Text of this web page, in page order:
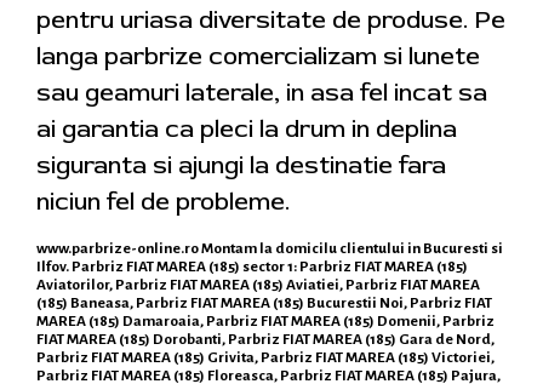
pentru uriasa diversitate de produse. Pe
langa parbrize comercializam si lunete
sau geamuri laterale, in asa fel incat sa
ai garantia ca pleci la drum in deplina
siguranta si ajungi la destinatie fara
niciun fel de probleme.
www.parbrize-online.roMontam la domicilu clientului in Bucuresti si
Ilfov. Parbriz FIAT MAREA (185) sector 1: Parbriz FIAT MAREA (185)
Aviatorilor, Parbriz FIAT MAREA (185) Aviatiei, Parbriz FIAT MAREA
(185) Baneasa, Parbriz FIAT MAREA (185) Bucurestii Noi, Parbriz FIAT
MAREA (185) Damaroaia, Parbriz FIAT MAREA (185) Domenii, Parbriz
FIAT MAREA (185) Dorobanti, Parbriz FIAT MAREA (185) Gara de Nord,
Parbriz FIAT MAREA (185) Grivita, Parbriz FIAT MAREA (185) Victoriei,
Parbriz FIAT MAREA (185) Floreasca, Parbriz FIAT MAREA (185) Pajura,